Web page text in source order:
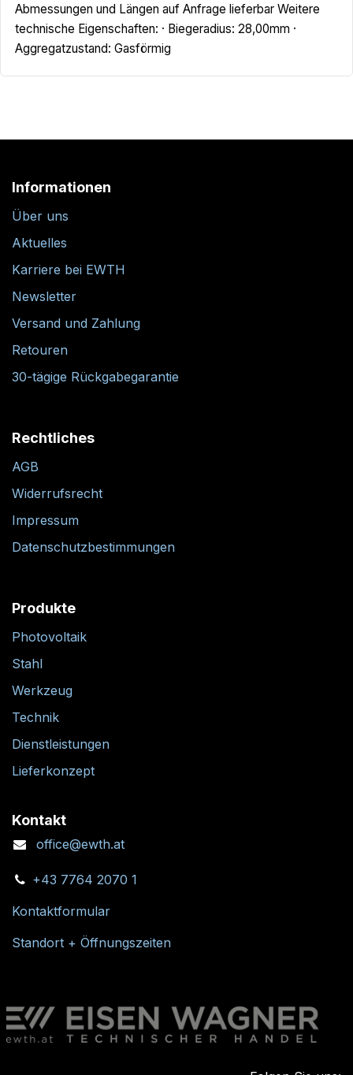
Abmessungen und Längen auf Anfrage lieferbar Weitere
technische Eigenschaften: · Biegeradius: 28,00mm ·
Aggregatzustand: Gasförmig
Informationen
Über uns
Aktuelles
Karriere bei EWTH
Newsletter
Versand und Zahlung
Retouren
30-tägige Rückgabegarantie
Rechtliches
AGB
Widerrufsrecht
Impressum
Datenschutzbestimmungen
Produkte
Photovoltaik
Stahl
Werkzeug
Technik
Dienstleistungen
Lieferkonzept
Kontakt
office@ewth.at
+43 7764 2070 1
Kontaktformular
Standort + Öffnungszeiten